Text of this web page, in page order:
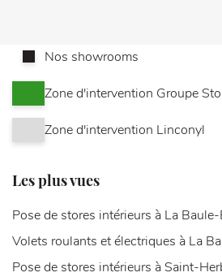
Nos showrooms
Zone d'intervention Groupe
Zone d'intervention Linconyl
Les plus vues
Pose de stores intérieurs à La
Volets roulants et électriques à La
Pose de stores intérieurs à Saint-